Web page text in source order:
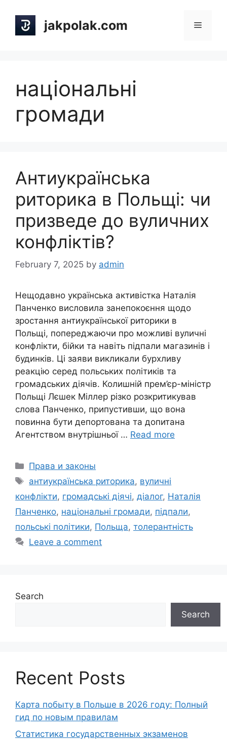
content
jakpolak.com Menu
національні
громади
Антиукраїнська
риторика в Польщі: чи
призведе до вуличних
конфліктів?
February 7, 2025 by admin
Нещодавно українська активістка Наталія
Панченко висловила занепокоєння щодо
зростання антиукраїнської риторики в
Польщі, попереджаючи про можливі вуличні
конфлікти, бійки та навіть підпали магазинів і
будинків. Ці заяви викликали бурхливу
реакцію серед польських політиків та
громадських діячів. Колишній прем’єр-міністр
Польщі Лєшек Міллер різко розкритикував
слова Панченко, припустивши, що вона
повинна бути депортована та допитана
Агентством внутрішньої … Read more
Categories
Права и законы
Tags
антиукраїнська риторика, вуличні
конфлікти, громадські діячі, діалог, Наталія
Панченко, національні громади, підпали,
польські політики, Польща, толерантність
Leave a comment
Search
Search
Recent Posts
Карта побыту в Польше в 2026 году: Полный
гид по новым правилам
Статистика государственных экзаменов